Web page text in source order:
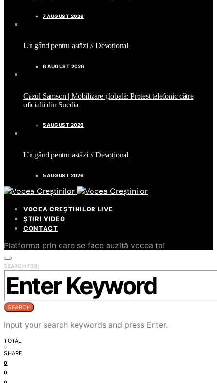
7 AUGUST 2026
Un gând pentru astăzi // Devoțional
6 AUGUST 2026
Cazul Samson | Mobilizare globală: Protest telefonic către
oficialii din Suedia
5 AUGUST 2026
Un gând pentru astăzi // Devoțional
5 AUGUST 2026
VOCEA CREȘTINILOR LIVE
ȘTIRI VIDEO
CONTACT
Platforma prin care se face auzită vocea ta!
SEARCH FOR:
SEARCH
Input your search keywords and press Enter.
TOTAL
0
SHARE
0
0